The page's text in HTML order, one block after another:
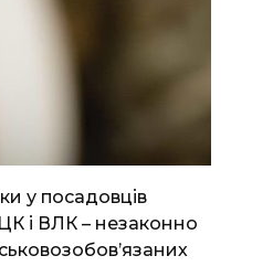
у посадовців
і ВЛК – незаконно